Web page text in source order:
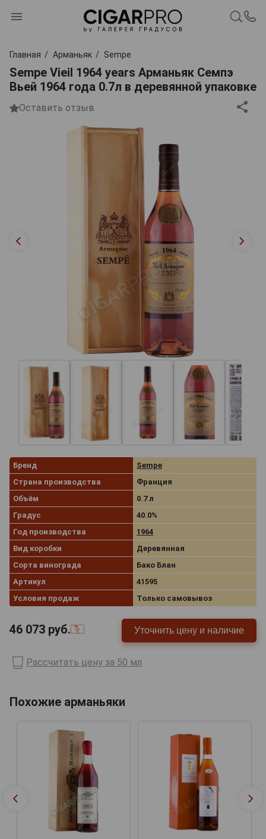
Главная Арманьяк Sempe
Sempe Vieil 1964 years Арманьяк Семпэ
Вьей 1964 года 0.7л в деревянной упаковке
Оставить отзыв
Бренд
Sempe
Страна производства
Франция
Объём
0.7 л
Градус
40.0%
Год производства
1964
Вид коробки
Деревянная
Сорта винограда
Бако Блан
Артикул
41595
Условия продаж
Только самовывоз
46 073 руб. Уточнить цену и наличие
Рассчитать цену за 50 мл
Похожие арманьяки